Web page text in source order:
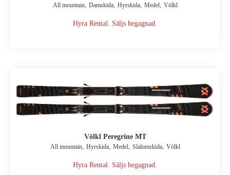
All mountain, Damskida, Hyrskida, Medel, Völkl
Hyra Rental. Säljs begagnad.
Völkl Peregrine MT
All mountain, Hyrskida, Medel, Slalomskida, Völkl
Hyra Rental. Säljs begagnad.